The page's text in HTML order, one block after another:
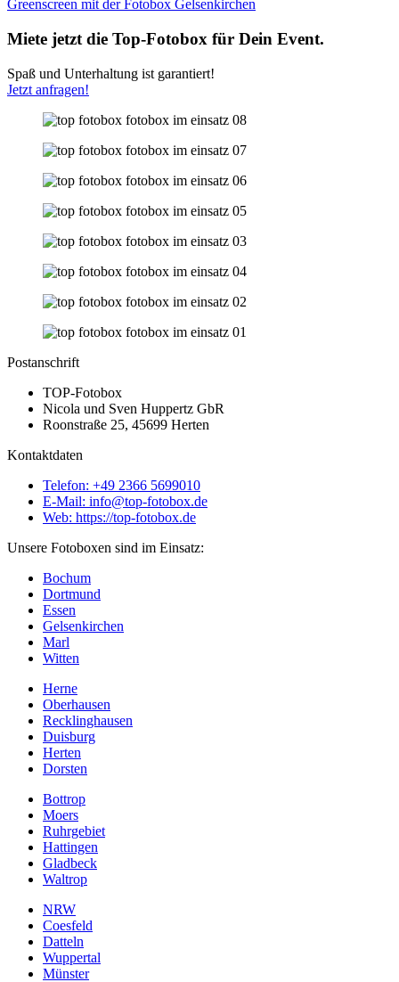
Greenscreen mit der Fotobox Gelsenkirchen
Miete jetzt die Top-Fotobox für Dein Event.
Spaß und Unterhaltung ist garantiert!
Jetzt anfragen!
Postanschrift
TOP-Fotobox
Nicola und Sven Huppertz GbR
Roonstraße 25, 45699 Herten
Kontaktdaten
Telefon: +49 2366 5699010
E-Mail: info@top-fotobox.de
Web: https://top-fotobox.de
Unsere Fotoboxen sind im Einsatz:
Bochum
Dortmund
Essen
Gelsenkirchen
Marl
Witten
Herne
Oberhausen
Recklinghausen
Duisburg
Herten
Dorsten
Bottrop
Moers
Ruhrgebiet
Hattingen
Gladbeck
Waltrop
NRW
Coesfeld
Datteln
Wuppertal
Münster